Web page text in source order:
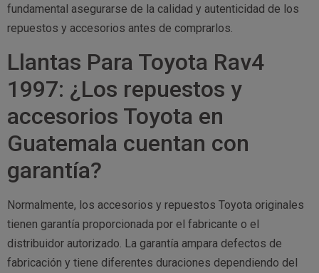
fundamental asegurarse de la calidad y autenticidad de los
repuestos y accesorios antes de comprarlos.
Llantas Para Toyota Rav4
1997: ¿Los repuestos y
accesorios Toyota en
Guatemala cuentan con
garantía?
Normalmente, los accesorios y repuestos Toyota originales
tienen garantía proporcionada por el fabricante o el
distribuidor autorizado. La garantía ampara defectos de
fabricación y tiene diferentes duraciones dependiendo del